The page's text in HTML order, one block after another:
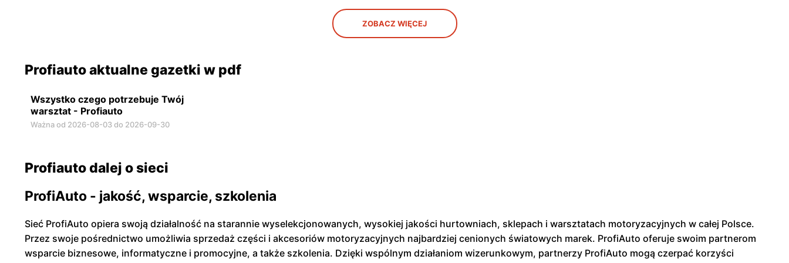
ZOBACZ WIĘCEJ
Profiauto aktualne gazetki w pdf
Wszystko czego potrzebuje Twój
warsztat - Profiauto
Ważna od 2026-08-03 do 2026-09-30
Profiauto dalej o sieci
ProfiAuto - jakość, wsparcie, szkolenia
Sieć ProfiAuto opiera swoją działalność na starannie wyselekcjonowanych, wysokiej jakości hurtowniach, sklepach i warsztatach motoryzacyjnych w całej Polsce.
Przez swoje pośrednictwo umożliwia sprzedaż części i akcesoriów motoryzacyjnych najbardziej cenionych światowych marek. ProfiAuto oferuje swoim partnerom
wsparcie biznesowe, informatyczne i promocyjne, a także szkolenia. Dzięki wspólnym działaniom wizerunkowym, partnerzy ProfiAuto mogą czerpać korzyści